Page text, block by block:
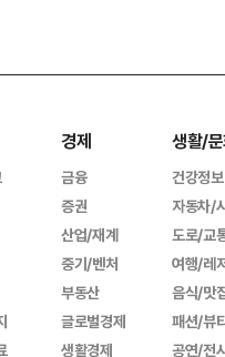
경제
금융
증권
산업/재계
중기/벤처
부동산
글로벌경제
생활경제
생활/
건강정보
자동차/
도로/교
여행/레
음식/맛
패션/뷰
공연/전